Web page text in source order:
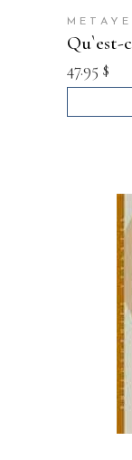
47.95 $